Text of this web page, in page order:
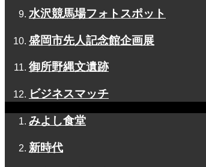
水沢競馬場フォトスポット
盛岡市先人記念館企画展
御所野縄文遺跡
ビジネスマッチ
みよし食堂
新時代